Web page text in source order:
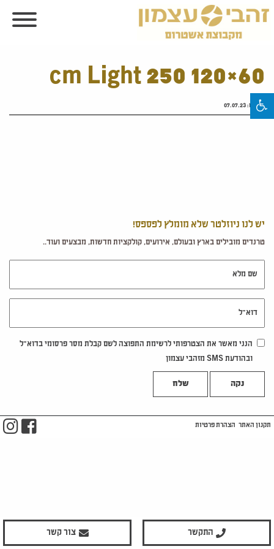
60×120 cm Light 250
פורסם:07.07.23
יש לנו ניוזלטר שלא מומלץ לפספס!
טרנדים מובילים בארץ ובעולם, אירועים, קולקציות חדשות, מבצעים ועוד..
הנני מאשר את הצטרפותי לרשימת התפוצה לשם קבלת מסר פרסומי בדוא"ל
ובהודעת SMS מזהבי עצמון
נקה
התקשר צור קשר
תקנון האתר הצהרת פרטיות